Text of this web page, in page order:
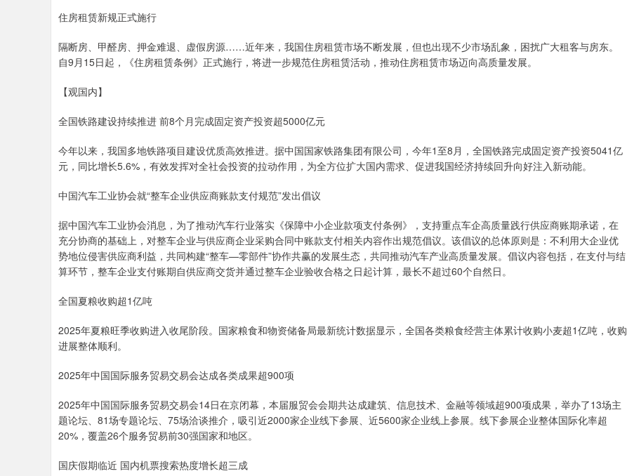
住房租赁新规正式施行
隔断房、甲醛房、押金难退、虚假房源……近年来，我国住房租赁市场不断发展，但也出现不少市场乱象，困扰广大租客与房东。
自9月15日起，《住房租赁条例》正式施行，将进一步规范住房租赁活动，推动住房租赁市场迈向高质量发展。
【观国内】
全国铁路建设持续推进 前8个月完成固定资产投资超5000亿元
今年以来，我国多地铁路项目建设优质高效推进。据中国国家铁路集团有限公司，今年1至8月，全国铁路完成固定资产投资5041亿
元，同比增长5.6%，有效发挥对全社会投资的拉动作用，为全方位扩大国内需求、促进我国经济持续回升向好注入新动能。
中国汽车工业协会就“整车企业供应商账款支付规范”发出倡议
据中国汽车工业协会消息，为了推动汽车行业落实《保障中小企业款项支付条例》，支持重点车企高质量践行供应商账期承诺，在
充分协商的基础上，对整车企业与供应商企业采购合同中账款支付相关内容作出规范倡议。该倡议的总体原则是：不利用大企业优
势地位侵害供应商利益，共同构建“整车—零部件”协作共赢的发展生态，共同推动汽车产业高质量发展。倡议内容包括，在支付与结
算环节，整车企业支付账期自供应商交货并通过整车企业验收合格之日起计算，最长不超过60个自然日。
全国夏粮收购超1亿吨
2025年夏粮旺季收购进入收尾阶段。国家粮食和物资储备局最新统计数据显示，全国各类粮食经营主体累计收购小麦超1亿吨，收购
进展整体顺利。
2025年中国国际服务贸易交易会达成各类成果超900项
2025年中国国际服务贸易交易会14日在京闭幕，本届服贸会会期共达成建筑、信息技术、金融等领域超900项成果，举办了13场主
题论坛、81场专题论坛、75场洽谈推介，吸引近2000家企业线下参展、近5600家企业线上参展。线下参展企业整体国际化率超
20%，覆盖26个服务贸易前30强国家和地区。
国庆假期临近 国内机票搜索热度增长超三成